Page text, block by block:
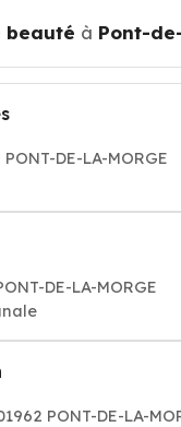
à Pont-
DE-LA-MORGE
DE-LA-MORGE
PONT-DE-LA-